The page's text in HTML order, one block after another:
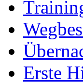
Erste